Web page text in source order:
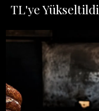
TL'ye Yükseltildi